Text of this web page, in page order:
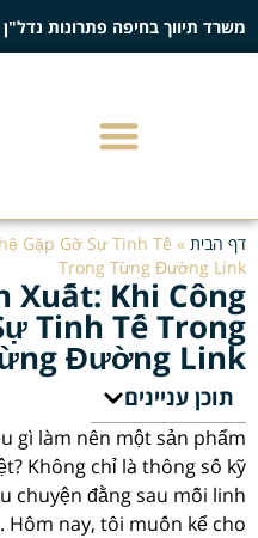
משרד תיווך בחיפה פתרונות נדל"ן
דף הבית »
Gặp Gỡ Sự Tinh Tế
Trong Từng Đường Link
Xuất: Khi Công
Tinh Tế Trong
Đường Link
תוכן עניינים
gì làm nên một sản phẩm
Không chỉ là thông số kỹ
chuyện đằng sau mỗi linh
nay, tôi muốn kể cho